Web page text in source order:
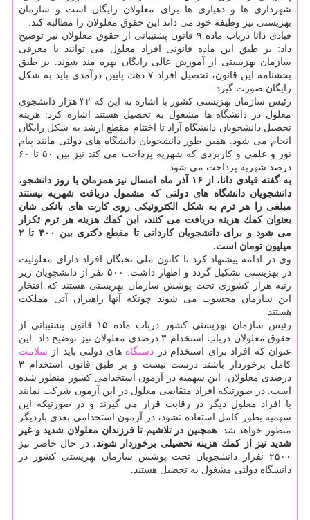
شهرداری ها و دهیاری ها برای معلولان رایگان است و سازمان
بهزیستی نیز وظیفه خود می داند این حقوق معلولان را مطالبه كند.
قبادی دانا درباب ماده ۹ قانون پشتیبانی از حقوق معلولان نیز توضیح
داد: بر طبق این ماده قانونی افراد معلول می توانند با معرفی
سازمان بهزیستی از آموزش عالی رایگان بهره مند شوند. بر طبق
بخشنامه این قانون، تحصیل افراد ۷ دهك پایین درآمدی باید به شكل
رایگان صورت گیرد.
رئیس سازمان بهزیستی كشور با اشاره به این كه ۳۲ هزار دانشجوی
معلول در دانشگاه ها مشغول به تحصیل هستند اشاره كرد: هزینه
تحصیل دانشجویان دانشگاه آزاد تا اختتام مقطع ارشد به شكل رایگان
انجام می شود. همین طور دانشجویان دانشگاه های دولتی مانند پیام
نور و علمی و كاربردی كه شهریه پرداخت می كند نیز بین ۵۰ تا ۶۰
درصد شهریه پرداخت می شود.
به گفته قبادی دانا، از ۱۶ آذر ماه امسال نیز همزمان با روز دانشجو،
دانشجویان دانشگاه های دولتی كه مشمول دریافت شهریه نیستند
مبلغی را هر ترم به شكل الكترونیكی روی كارت های بانكی شان
بعنوان كمك هزینه دریافت می كنند، این كمك هزینه هر ترم تكرار
می شود و برای دانشجویان كاردانی تا مقطع دكتری بین ۴۰۰ تا ۲
میلیون تومان است.
وی در ادامه پیشنهاد كرد تا كانون ملی نخبگان افراد دارای معلولیت
در بهزیستی تشكیل گردد و اظهار داشت: ۵۰۰ نفر از دانشجویان زیر
رتبه هزار كشوری تحت پوشش سازمان بهزیستی هستند كه افتخار
این سازمان محسوب می شوند چونكه آنها راهبران آتی مملكت
هستند.
رئیس سازمان بهزیستی كشور درباب ماده ۱۵ قانون پشتیبانی از
حقوق معلولان درباب استخدام ۳ درصدی معلولان نیز توضیح داد: این
عنوان كه افراد برای استخدام در دستگاه های دولتی باید از سلامت
كامل برخوردار باشند درست نیست و بر طبق قانون استخدام ۳
درصدی معلولان، این سهمیه در آزمون استخدامی كشور منظور شده
است. در صورتیكه افراد متقاضی معلول در این آزمون شركت نمایند
با افراد معلول دیگر در رقابت قرار می گیرند و در صورتیكه این
سهمیه بطور كامل استفاده نشود، در آزمون استخدامی بعدی باردیگر
منظور خواهد شد. همچنین در تلاشیم تا فرزندان معلولان شدید و غیر
شدید نیز از كمك هزینه تحصیلی برخوردار شوند.در حال حاضر نیز
۲۵۰۰ نفراز دانشجویان تحت پوشش سازمان بهزیستی كشور در
دانشگاه دولتی مشغول به تحصیل هستند.